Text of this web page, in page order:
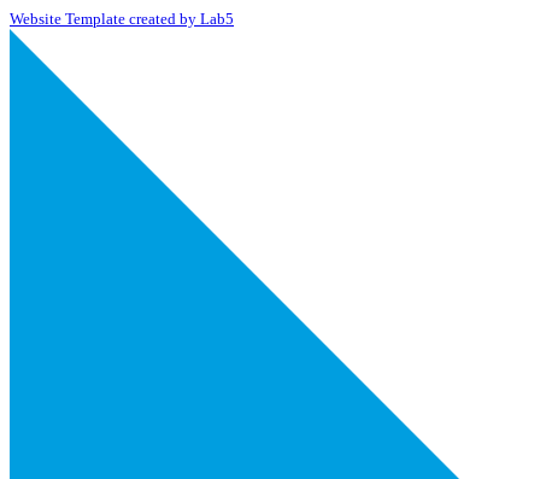
Website Template created by Lab5